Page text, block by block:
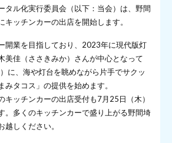
タル化実行委員会（以下：当会）は、野間
キッチンカーの出店を開始します。
開業を目指しており、2023年に現代版灯
美佳（ささきみか）さんが中心となって
に、海や灯台を眺めながら片手でサクッ
みタコス」の提供を始めます。
キッチンカーの出店受付も7月25日（木）
。多くのキッチンカーで盛り上がる野間埼
しください。